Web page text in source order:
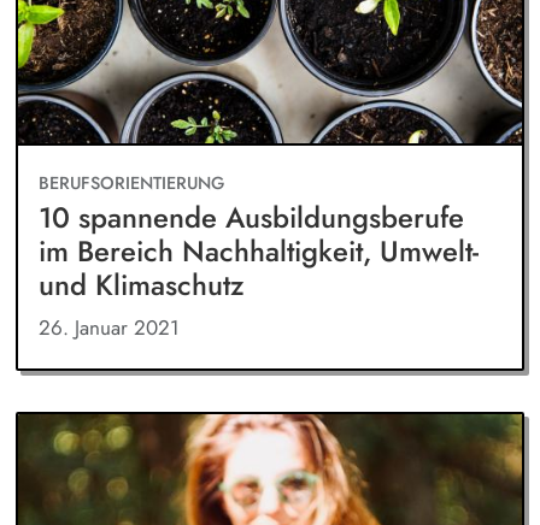
BERUFSORIENTIERUNG
10 spannende Ausbildungsberufe
im Bereich Nachhaltigkeit, Umwelt-
und Klimaschutz
26. Januar 2021